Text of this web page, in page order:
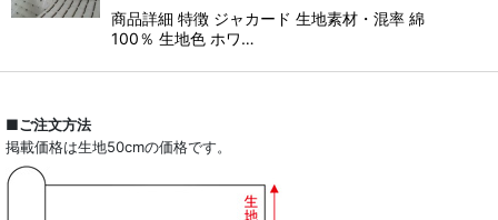
商品詳細 特徴 ジャカード 生地素材・混率 綿
100％ 生地色 ホワ…
■ご注文方法
掲載価格は生地50cmの価格です。